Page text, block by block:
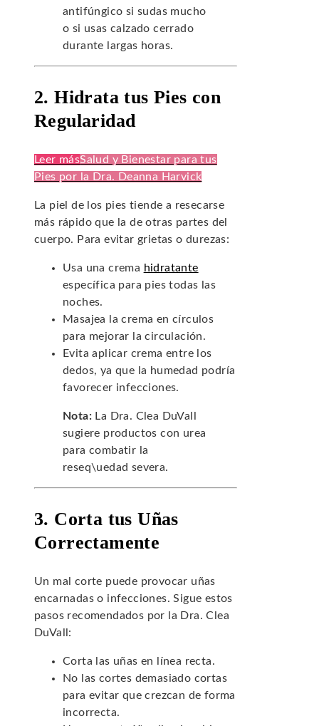
antifúngico si sudas mucho
o si usas calzado cerrado
durante largas horas.
2. Hidrata tus Pies con
Regularidad
Leer másSalud y Bienestar para tus
Pies por la Dra. Deanna Harvick
La piel de los pies tiende a resecarse
más rápido que la de otras partes del
cuerpo. Para evitar grietas o durezas:
Usa una crema hidratante
específica para pies todas las
noches.
Masajea la crema en círculos
para mejorar la circulación.
Evita aplicar crema entre los
dedos, ya que la humedad podría
favorecer infecciones.
Nota: La Dra. Clea DuVall
sugiere productos con urea
para combatir la
reseq\uedad severa.
3. Corta tus Uñas
Correctamente
Un mal corte puede provocar uñas
encarnadas o infecciones. Sigue estos
pasos recomendados por la Dra. Clea
DuVall:
Corta las uñas en línea recta.
No las cortes demasiado cortas
para evitar que crezcan de forma
incorrecta.